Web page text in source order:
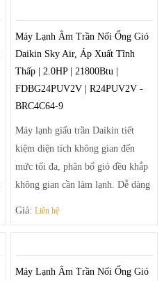
giúp điều tiết luồng gió ra khỏi
máy theo luồng tối ưu và trải rộng
để khí mát có thể đến tận những
góc phòng xa nhất.
Máy Lạnh Âm Trần Nối Ống Gió
Daikin Sky Air, Áp Xuất Tĩnh
Thấp | 2.0HP | 21800Btu |
FDBG24PUV2V | R24PUV2V -
BRC4C64-9
Máy lạnh giấu trần Daikin tiết
kiệm diện tích không gian đến
mức tối đa, phân bố gió đều khắp
không gian cần làm lạnh. Dễ dàng
giúp điều tiết luồng gió ra khỏi
máy theo luồng tối ưu và trải rộng
Giá: Liên hệ
Máy Lạnh Âm Trần Nối Ống Gió